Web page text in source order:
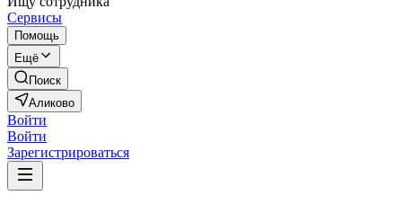
Сервисы
Помощь
Ещё
Поиск
Аликово
Войти
Войти
Зарегистрироваться